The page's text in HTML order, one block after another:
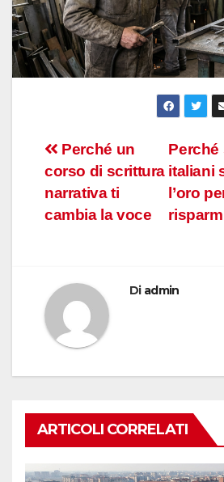
Navigazione
articoli
Perché
italiani
l’oro
Perché un
corso di scrittura
narrativa ti
cambia la voce
Di admin
ARTICOLI CORRELATI